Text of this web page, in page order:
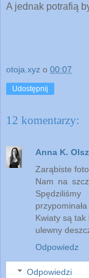
A jednak potrafią
otoja.xyz o 00:07
Udostępnij
12 komentarzy:
Anna K.
Zarąbiste
Nam na
Kwiaty są
ulewny
Odpowiedz
Odpowiedzi